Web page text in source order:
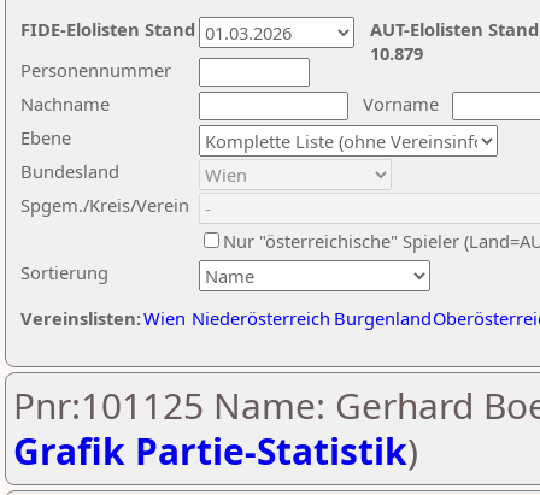
Nachname
Vorname
Ebene
Sortierung
Personennummer
Bundesland
Spgem./Kreis/Verein
Nur "österreichische" Spieler
Vereinslisten:Wien Niederösterreich Burgenland
AUT-Elolisten
10.879
FIDE-Elolisten Stand
Pnr:101125 Name: Gerhard
Grafik Partie-Statistik)